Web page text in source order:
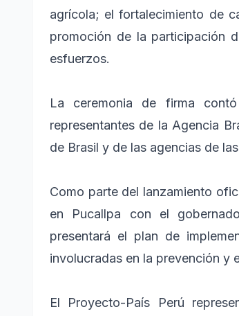
agrícola; el fortalecimiento de
promoción de la participación
esfuerzos.
La ceremonia de firma
representantes de la Agencia
de Brasil y de las agencias de
Como parte del lanzamiento
en Pucallpa con el
presentará el plan de
involucradas en la prevención y
El Proyecto-País Perú